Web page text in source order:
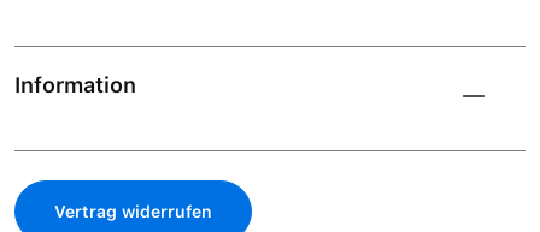
Information
Vertrag widerrufen